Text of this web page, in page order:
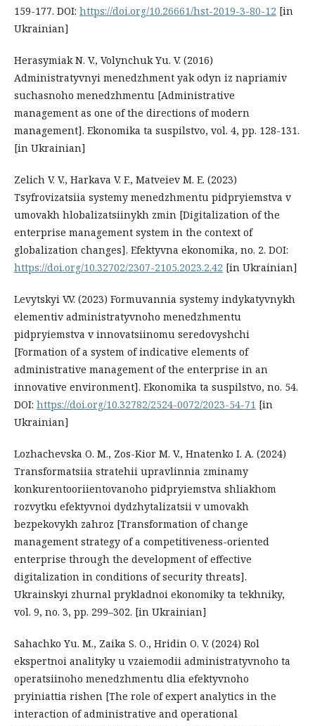
159-177. DOI: https://doi.org/10.26661/hst-2019-3-80-12 [in
Ukrainian]
Herasymiak N. V., Volynchuk Yu. V. (2016)
Administratyvnyi menedzhment yak odyn iz napriamiv
suchasnoho menedzhmentu [Administrative
management as one of the directions of modern
management]. Ekonomika ta suspilstvo, vol. 4, pp. 128-131.
[in Ukrainian]
Zelich V. V., Harkava V. F., Matveiev M. E. (2023)
Tsyfrovizatsiia systemy menedzhmentu pidpryiemstva v
umovakh hlobalizatsiinykh zmin [Digitalization of the
enterprise management system in the context of
globalization changes]. Efektyvna ekonomika, no. 2. DOI:
https://doi.org/10.32702/2307-2105.2023.2.42 [in Ukrainian]
Levytskyi V.V. (2023) Formuvannia systemy indykatyvnykh
elementiv administratyvnoho menedzhmentu
pidpryiemstva v innovatsiinomu seredovyshchi
[Formation of a system of indicative elements of
administrative management of the enterprise in an
innovative environment]. Ekonomika ta suspilstvo, no. 54.
DOI: https://doi.org/10.32782/2524-0072/2023-54-71 [in
Ukrainian]
Lozhachevska O. M., Zos-Kior M. V., Hnatenko I. A. (2024)
Transformatsiia stratehii upravlinnia zminamy
konkurentooriientovanoho pidpryiemstva shliakhom
rozvytku efektyvnoi dydzhytalizatsii v umovakh
bezpekovykh zahroz [Transformation of change
management strategy of a competitiveness-oriented
enterprise through the development of effective
digitalization in conditions of security threats].
Ukrainskyi zhurnal prykladnoi ekonomiky ta tekhniky,
vol. 9, no. 3, pp. 299–302. [in Ukrainian]
Sahachko Yu. M., Zaika S. O., Hridin O. V. (2024) Rol
ekspertnoi analityky u vzaiemodii administratyvnoho ta
operatsiinoho menedzhmentu dlia efektyvnoho
pryiniattia rishen [The role of expert analytics in the
interaction of administrative and operational